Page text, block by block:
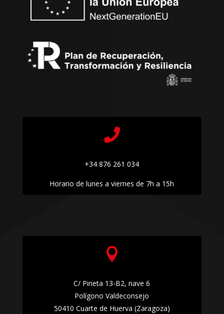

+34 876 261 034
Horario de lunes a viernes de 7h a 15h

C/ Pineta 13-B2, nave 6
Polígono Valdeconsejo
50410 Cuarte de Huerva (Zaragoza)